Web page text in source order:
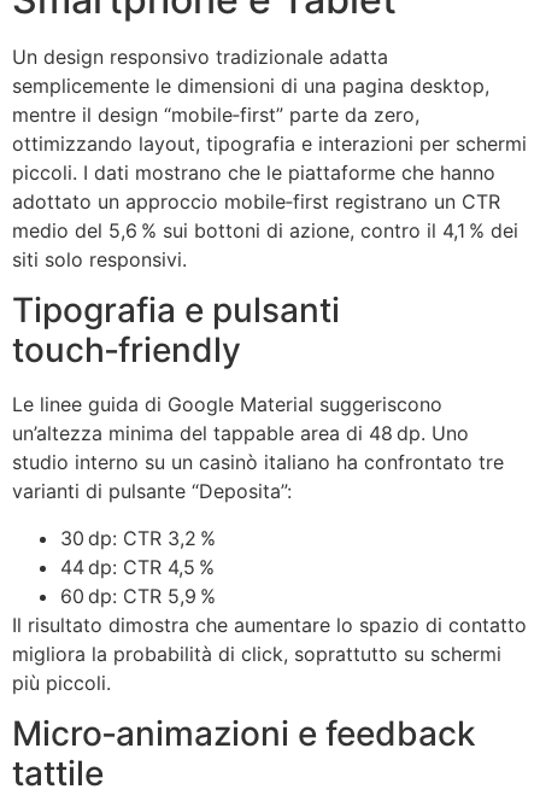
Un design responsivo tradizionale adatta
semplicemente le dimensioni di una pagina desktop,
mentre il design “mobile‑first” parte da zero,
ottimizzando layout, tipografia e interazioni per schermi
piccoli. I dati mostrano che le piattaforme che hanno
adottato un approccio mobile‑first registrano un CTR
medio del 5,6 % sui bottoni di azione, contro il 4,1 % dei
siti solo responsivi.
Tipografia e pulsanti
touch‑friendly
Le linee guida di Google Material suggeriscono
un’altezza minima del tappable area di 48 dp. Uno
studio interno su un casinò italiano ha confrontato tre
varianti di pulsante “Deposita”:
30 dp: CTR 3,2 %
44 dp: CTR 4,5 %
60 dp: CTR 5,9 %
Il risultato dimostra che aumentare lo spazio di contatto
migliora la probabilità di click, soprattutto su schermi
più piccoli.
Micro‑animazioni e feedback
tattile